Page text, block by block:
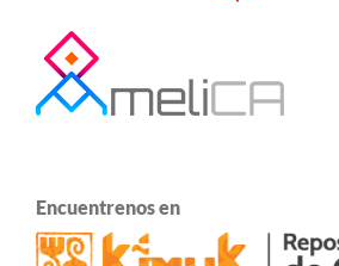
Encuentrenos en